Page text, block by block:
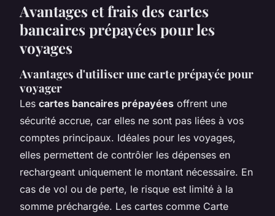
Avantages et frais des cartes
bancaires prépayées pour les
voyages
Avantages d'utiliser une carte prépayée pour
voyager
Les cartes bancaires prépayées offrent une
sécurité accrue, car elles ne sont pas liées à vos
comptes principaux. Idéales pour les voyages,
elles permettent de contrôler les dépenses en
rechargeant uniquement le montant nécessaire. En
cas de vol ou de perte, le risque est limité à la
somme préchargée. Les cartes comme Carte